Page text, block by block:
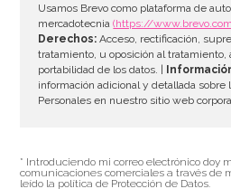
Usamos Brevo como plataforma de
mercadotecnia(https://
Derechos: Acceso, rectificación,
tratamiento, u oposición al tratamiento,
portabilidad de los datos. |
información adicional y detallada sobre
Personales en nuestro sitio web
* Introduciendo mi correo electrónico doy
comunicaciones comerciales a través de
leído la política de Protección de Datos.